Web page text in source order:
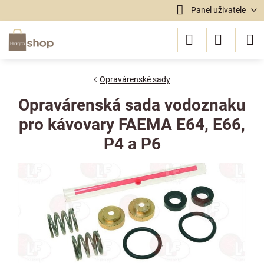
Panel uživatele
Opravárenské sady
Opravárenská sada vodoznaku
pro kávovary FAEMA E64, E66,
P4 a P6